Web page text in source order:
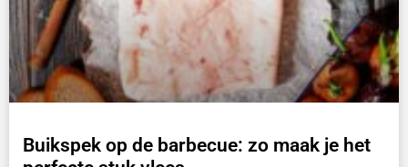
Buikspek op de barbecue: zo maak je het